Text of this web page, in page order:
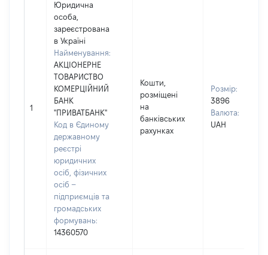
1
Юридична
особа,
зареєстрована
в Україні
Найменування:
АКЦІОНЕРНЕ
ТОВАРИСТВО
КОМЕРЦІЙНИЙ
БАНК
"ПРИВАТБАНК"
Код в Єдиному
державному
реєстрі
юридичних
осіб, фізичних
осіб –
підприємців та
громадських
формувань:
14360570
Кошти,
розміщені
на
банківських
рахунках
Розмір:
3896
Валюта:
UAH